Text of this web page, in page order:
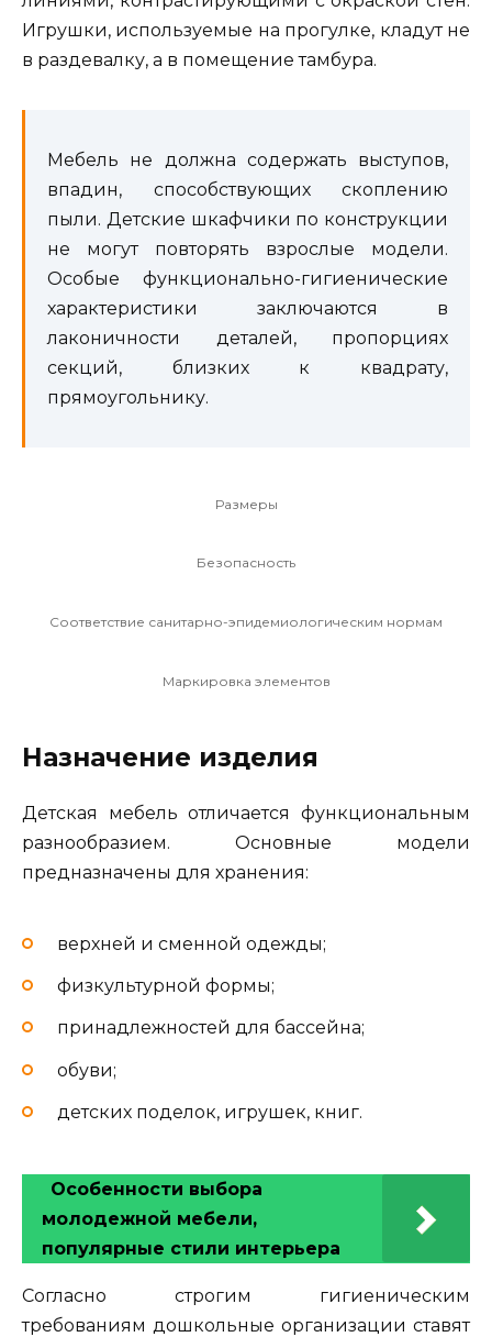
Игрушки, используемые на прогулке, кладут не
в раздевалку, а в помещение тамбура.
Мебель не должна содержать выступов,
впадин, способствующих скоплению
пыли. Детские шкафчики по конструкции
не могут повторять взрослые модели.
Особые функционально-гигиенические
характеристики заключаются в
лаконичности деталей, пропорциях
секций, близких к квадрату,
прямоугольнику.
Размеры
Безопасность
Соответствие санитарно-эпидемиологическим нормам
Маркировка элементов
Назначение изделия
Детская мебель отличается функциональным
разнообразием. Основные модели
предназначены для хранения:
верхней и сменной одежды;
физкультурной формы;
принадлежностей для бассейна;
обуви;
детских поделок, игрушек, книг.
Особенности выбора
молодежной мебели,
популярные стили интерьера
Согласно строгим гигиеническим
требованиям дошкольные организации ставят